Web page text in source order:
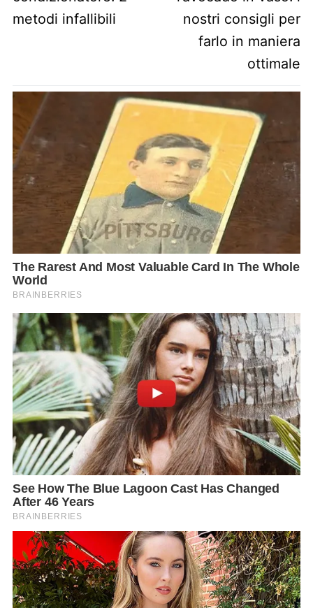
metodi infallibili
nostri consigli per
farlo in maniera
ottimale